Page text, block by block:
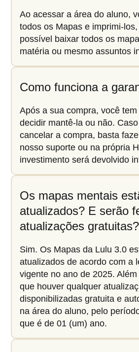
Ao acessar a área do aluno,
todos os Mapas e imprimi-
possível baixar todos os
matéria ou mesmo assuntos
Como funciona a
Após a sua compra, você
decidir mantê-la ou não.
cancelar a compra, basta
nosso suporte ou na própria
investimento será devolvido
Os mapas mentais
atualizados? E serão
atualizações gratuitas?
Sim. Os Mapas da Lulu 3.0
atualizados de acordo com a
vigente no ano de 2025.
que houver qualquer
disponibilizadas gratuita e
na área do aluno, pelo
que é de 01 (um) ano.